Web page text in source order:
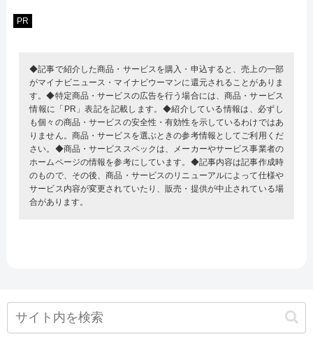
PR
◆記事で紹介した商品・サービスを購入・申込すると、売上の一部
がマイナビニュース・マイナビウーマンに還元されることがありま
す。◆特定商品・サービスの広告を行う場合には、商品・サービス
情報に「PR」表記を記載します。◆紹介している情報は、必ずし
も個々の商品・サービスの安全性・有効性を示しているわけではあ
りません。商品・サービスを選ぶときの参考情報としてご利用くだ
さい。◆商品・サービススペックは、メーカーやサービス事業者の
ホームページの情報を参考にしています。◆記事内容は記事作成時
のもので、その後、商品・サービスのリニューアルによって仕様や
サービス内容が変更されていたり、販売・提供が中止されている場
合があります。